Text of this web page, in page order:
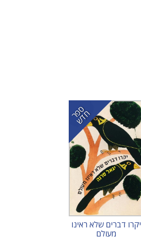
ס
פ
ר
ח
ד
ש
יקרו דברים שלא ראינו
מעולם